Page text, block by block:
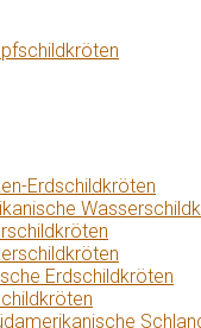
Erdschildkröten
Erdschildkröten